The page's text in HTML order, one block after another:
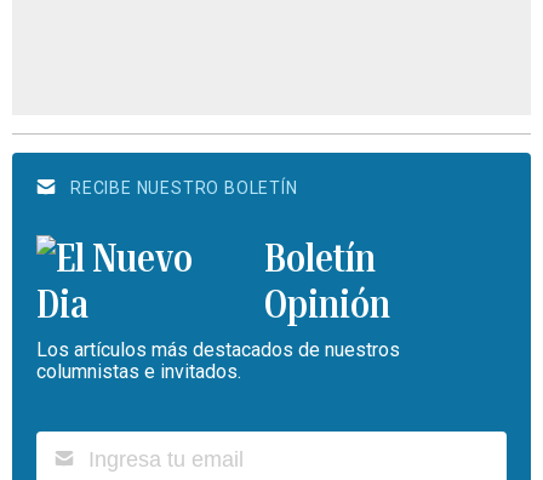
RECIBE NUESTRO BOLETÍN
Boletín
Opinión
Los artículos más destacados de nuestros
columnistas e invitados.